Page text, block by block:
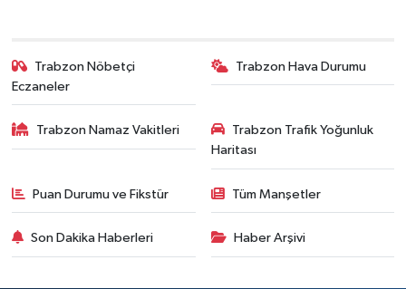
Trabzon Nöbetçi
Eczaneler
Trabzon Hava Durumu
Trabzon Namaz Vakitleri
Trabzon Trafik Yoğunluk
Haritası
Puan Durumu ve Fikstür Tüm Manşetler
Son Dakika Haberleri Haber Arşivi